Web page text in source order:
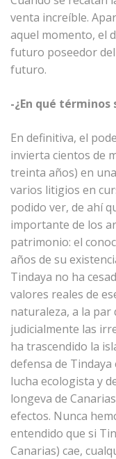
venta increíble.
aquel momento, el
futuro poseedor del
futuro.
-¿En qué
En definitiva, el
invierta cientos de
treinta años) en
varios litigios en
podido ver, de ahí
importante de los
patrimonio: el
años de su
Tindaya no ha
valores reales de
naturaleza, a la par
judicialmente las
ha trascendido la
defensa de Tindaya
lucha ecologista y
longeva de
efectos. Nunca
entendido que si
Canarias) cae,